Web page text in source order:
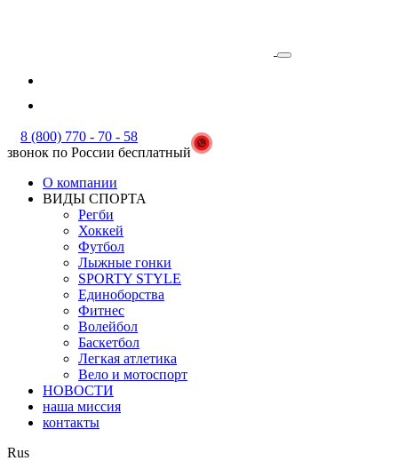
8 (800) 770 - 70 - 58
звонок по России бесплатный
О компании
ВИДЫ СПОРТА
Регби
Хоккей
Футбол
Лыжные гонки
SPORTY STYLE
Единоборства
Фитнес
Волейбол
Баскетбол
Легкая атлетика
Вело и мотоспорт
НОВОСТИ
наша миссия
контакты
Rus